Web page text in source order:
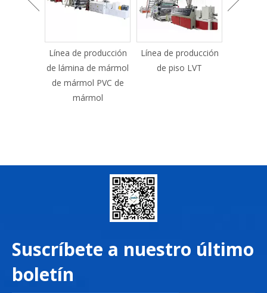
Línea de producción
de lámina de mármol
de mármol PVC de
mármol
Línea de producción
de piso LVT
Suscríbete a nuestro último
boletín